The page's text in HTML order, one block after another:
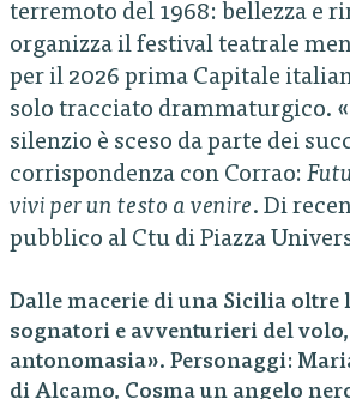
terremoto del 1968: bellezza e
organizza il festival teatrale
per il 2026 prima Capitale
solo tracciato drammaturgico.
silenzio è sceso da parte dei
corrispondenza con Corrao:
vivi per un testo a venire. Di
pubblico al Ctu di Piazza
Dalle macerie di una Sicilia oltre
sognatori e avventurieri del
antonomasia». Personaggi:
di Alcamo, Cosma un angelo